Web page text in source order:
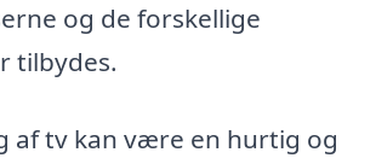
og de forskellige
tilbydes.
af tv kan være en hurtig og